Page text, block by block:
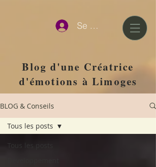
Se connecter
Blog d'une Créatrice
d'émotionsà Limoges
BLOG & Conseils
Tous les posts
Tous les posts